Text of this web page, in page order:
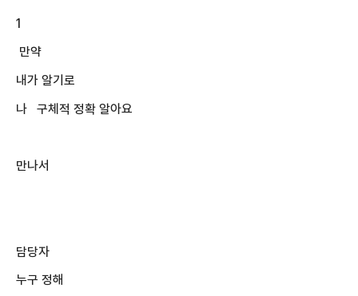
1
만약
내가 알기로
나 구체적 정확 알아요
만나서
담당자
누구 정해